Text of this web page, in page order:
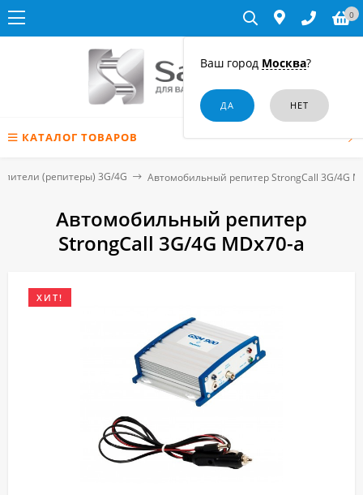
Ваш город Москва?
0
КАТАЛОГ ТОВАРОВ
(репитеры) 3G/4G Автомобильный репитер StrongCall 3G/4G
Автомобильный репитер
StrongCall 3G/4G MDx70-a
ХИТ!